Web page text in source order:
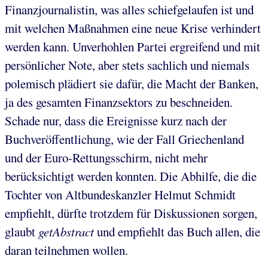
Finanzjournalistin, was alles schiefgelaufen ist und
mit welchen Maßnahmen eine neue Krise verhindert
werden kann. Unverhohlen Partei ergreifend und mit
persönlicher Note, aber stets sachlich und niemals
polemisch plädiert sie dafür, die Macht der Banken,
ja des gesamten Finanzsektors zu beschneiden.
Schade nur, dass die Ereignisse kurz nach der
Buchveröffentlichung, wie der Fall Griechenland
und der Euro-Rettungsschirm, nicht mehr
berücksichtigt werden konnten. Die Abhilfe, die die
Tochter von Altbundeskanzler Helmut Schmidt
empfiehlt, dürfte trotzdem für Diskussionen sorgen,
glaubt getAbstractund empfiehlt das Buch allen, die
daran teilnehmen wollen.